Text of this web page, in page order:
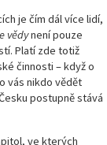
je čím dál více lidí,
vědynení pouze
Platí zde totiž
činnosti – když o
vás nikdo vědět
postupně stává
ve kterých